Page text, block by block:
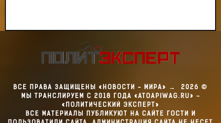
ВСЕ ПРАВА ЗАЩИЩЕНЫ «НОВОСТИ - МИРА» → 2026 ©
МЫ ТРАНСЛИРУЕМ С 2018 ГОДА «ATOAPIWAG.RU» -
«ПОЛИТИЧЕСКИЙ ЭКСПЕРТ»
ВСЕ МАТЕРИАЛЫ ПУБЛИКУЮТ НА САЙТЕ ГОСТИ И